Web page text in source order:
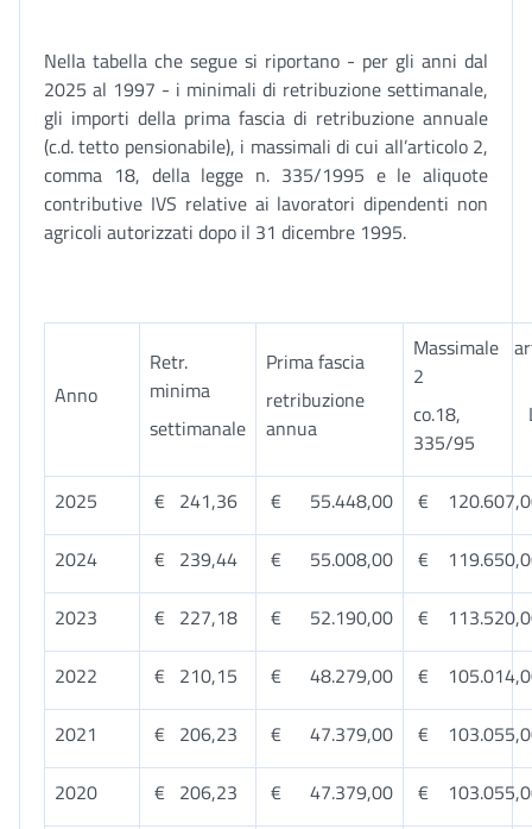
Nella tabella che segue si riportano - per gli anni dal
2025 al 1997 - i minimali di retribuzione settimanale,
gli importi della prima fascia di retribuzione annuale
(c.d. tetto pensionabile), i massimali di cui all’articolo 2,
comma 18, della legge n. 335/1995 e le aliquote
contributive IVS relative ai lavoratori dipendenti non
agricoli autorizzati dopo il 31 dicembre 1995.
Anno
Retr.
minima
settimanale
Prima fascia
retribuzione
annua
Massimale
2
co.18,
335/95
2025 € 241,36 € 55.448,00 €
2024 € 239,44 € 55.008,00 €
2023 € 227,18 € 52.190,00 €
2022 € 210,15 € 48.279,00 €
2021 € 206,23 € 47.379,00 €
2020 € 206,23 € 47.379,00 €